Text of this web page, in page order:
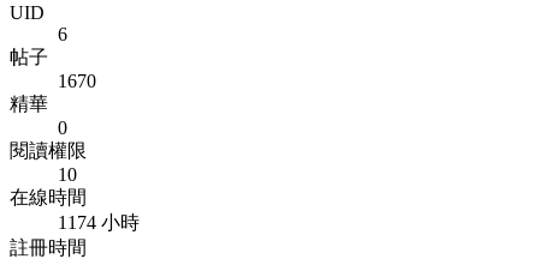
UID
6
帖子
1670
精華
0
閱讀權限
10
在線時間
1174 小時
註冊時間